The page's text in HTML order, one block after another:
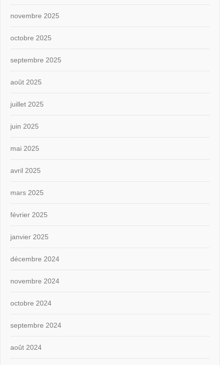
novembre 2025
octobre 2025
septembre 2025
août 2025
juillet 2025
juin 2025
mai 2025
avril 2025
mars 2025
février 2025
janvier 2025
décembre 2024
novembre 2024
octobre 2024
septembre 2024
août 2024